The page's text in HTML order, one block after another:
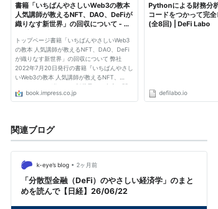
書籍「いちばんやさしいWeb3の教本
人気講師が教えるNFT、DAO、DeFiが
織りなす新世界」の回収について - イ
トップページ書籍「いちばんやさしいWeb3
の教本 人気講師が教えるNFT、DAO、DeFi
が織りなす新世界」の回収について 弊社
2022年7月20日発行の書籍『いちばんやさし
いWeb3の教本 人気講師が教えるNFT、
DAO、DeFiが織りなす新世界』の内容に関し
まして、SNSを中心に読者の皆様よりさまざ
book.impress.co.jp
Pythonによる財務分
コードをつかって完
(全8回) | DeFi Labo
defilabo.io
関連ブログ
k-eye’s blog • 2ヶ月前
「分散型金融（DeFi）のやさしい経済学」のまと
めを読んで【日経】26/06/22